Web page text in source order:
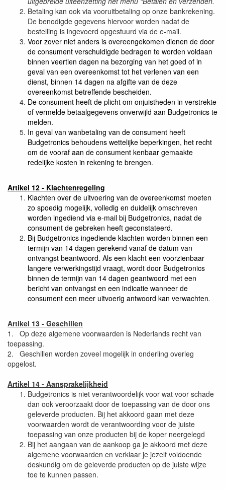
Betaling kan ook via vooruitbetaling op onze bankrekening.
De benodigde gegevens hiervoor worden nadat de
bestelling is ingevoerd opgestuurd via de e-mail.
Voor zover niet anders is overeengekomen dienen de door
de consument verschuldigde bedragen te worden voldaan
binnen veertien dagen na bezorging van het goed of in
geval van een overeenkomst tot het verlenen van een
dienst, binnen 14 dagen na afgifte van de deze
overeenkomst betreffende bescheiden.
De consument heeft de plicht om onjuistheden in verstrekte
of vermelde betaalgegevens onverwijld aan Budgetronics te
melden.
In geval van wanbetaling van de consument heeft
Budgetronics behoudens wettelijke beperkingen, het recht
om de vooraf aan de consument kenbaar gemaakte
redelijke kosten in rekening te brengen.
Artikel 12 - Klachtenregeling
Klachten over de uitvoering van de overeenkomst moeten
zo spoedig mogelijk, volledig en duidelijk omschreven
worden ingediend via e-mail bij Budgetronics, nadat de
consument de gebreken heeft geconstateerd.
Bij Budgetronics ingediende klachten worden binnen een
termijn van 14 dagen gerekend vanaf de datum van
ontvangst beantwoord. Als een klacht een voorzienbaar
langere verwerkingstijd vraagt, wordt door Budgetronics
binnen de termijn van 14 dagen geantwoord met een
bericht van ontvangst en een indicatie wanneer de
consument een meer uitvoerig antwoord kan verwachten.
Artikel 13 - Geschillen
1. Op deze algemene voorwaarden is Nederlands recht van
toepassing.
2. Geschillen worden zoveel mogelijk in onderling overleg
opgelost.
Artikel 14 - Aansprakelijkheid
Budgetronics is niet verantwoordelijk voor wat voor schade
dan ook veroorzaakt door de toepassing van de door ons
geleverde producten. Bij het akkoord gaan met deze
voorwaarden wordt de verantwoording voor de juiste
toepassing van onze producten bij de koper neergelegd
Bij het aangaan van de aankoop ga je akkoord met deze
algemene voorwaarden en verklaar je jezelf voldoende
deskundig om de geleverde producten op de juiste wijze
toe te kunnen passen.